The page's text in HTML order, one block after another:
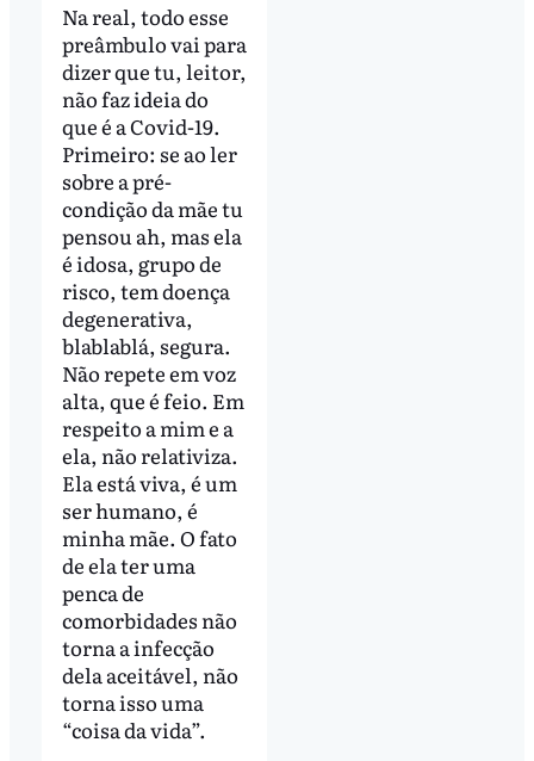
Na real, todo esse
preâmbulo vai para
dizer que tu, leitor,
não faz ideia do
que é a Covid-19.
Primeiro: se ao ler
sobre a pré-
condição da mãe tu
pensou ah, mas ela
é idosa, grupo de
risco, tem doença
degenerativa,
blablablá, segura.
Não repete em voz
alta, que é feio. Em
respeito a mim e a
ela, não relativiza.
Ela está viva, é um
ser humano, é
minha mãe. O fato
de ela ter uma
penca de
comorbidades não
torna a infecção
dela aceitável, não
torna isso uma
“coisa da vida”.